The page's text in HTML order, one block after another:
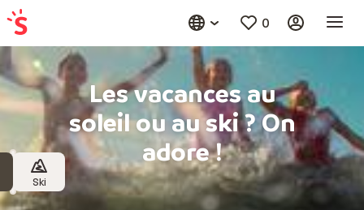
0
Les vacances au
soleil ou au ski ? On
adore !
Ski